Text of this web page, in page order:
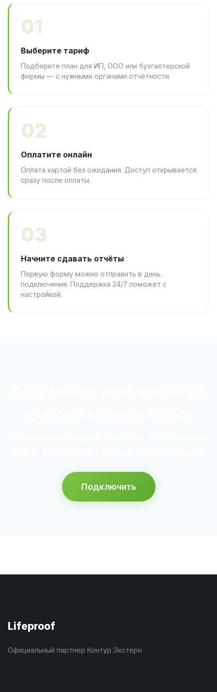
01
Выберите тариф
Подберите план для ИП, ООО или бухгалтерской
фирмы — с нужными органами отчётности.
02
Оплатите онлайн
Оплата картой без ожидания. Доступ открывается
сразу после оплаты.
03
Начните сдавать отчёты
Первую форму можно отправить в день
подключения. Поддержка 24/7 поможет с
настройкой.
Подключить
Lifeproof
Официальный партнёр Контур.Экстерн